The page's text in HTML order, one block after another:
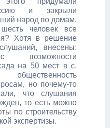
и закрыли
народ по домам.
человек все
Хотя в решение
внесены:
возможности
сада на 50 мест в с.
но почему-то
что слушания
то есть можно
по строительству
экспертизы.